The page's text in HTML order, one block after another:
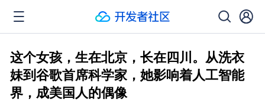
这个女孩，生在北京，长在四川。从洗衣
妹到谷歌首席科学家，她影响着人工智能
界，成美国人的偶像